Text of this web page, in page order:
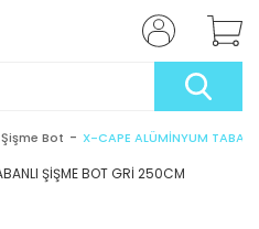
Şişme Bot X-CAPE ALÜMİNYUM